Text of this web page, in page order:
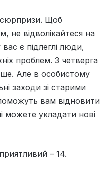
Щоб
не вiдволiкайтеся на
є пiдлеглi люди,
проблем. З четверга
Але в особистому
заходи зi старими
вам вiдновити
можете укладати новi
– 14.